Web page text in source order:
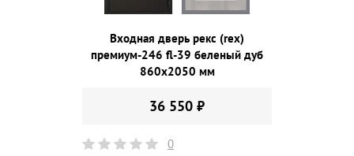
Входная дверь рекс (rex)
премиум-246 fl-39 беленый дуб
860х2050 мм
36 550 ₽
0